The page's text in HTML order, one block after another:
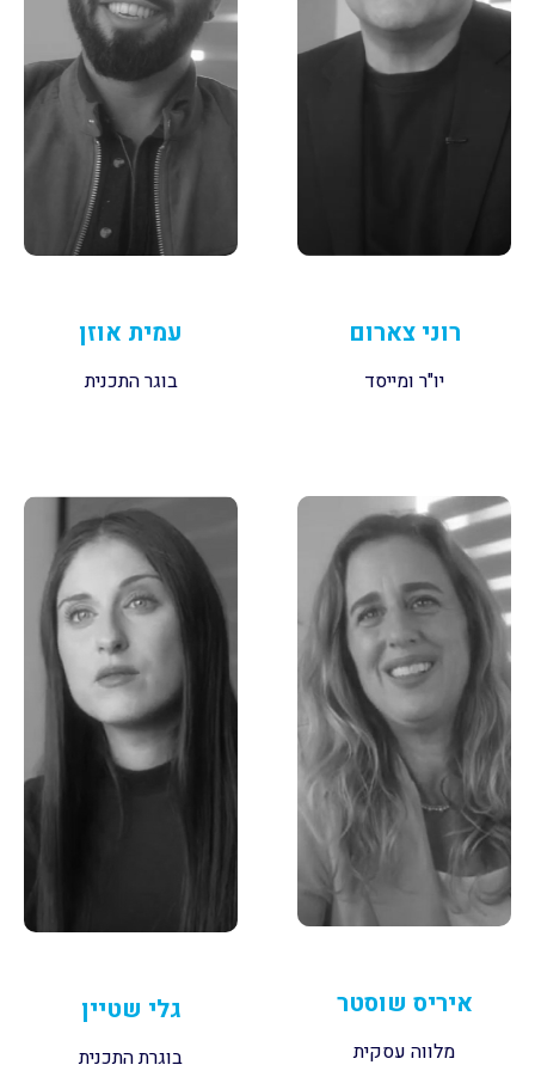
רוני צארום
יו"ר ומייסד
עמית אוזן
בוגר התכנית
איריס שוסטר
מלווה עסקית
גלי שטיין
בוגרת התכנית